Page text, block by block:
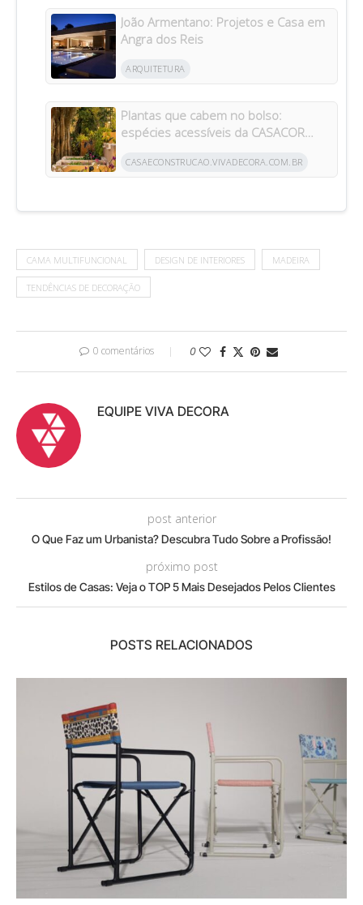
João Armentano: Projetos e Casa em
Angra dos Reis
ARQUITETURA
Plantas que cabem no bolso:
espécies acessíveis da CASACOR
CASAECONSTRUCAO.VIVADECORA.COM.BR
CAMA MULTIFUNCIONAL DESIGN DE INTERIORES MADEIRA
TENDÊNCIAS DE DECORAÇÃO
0 comentários 0
EQUIPE VIVA DECORA
post anterior
O Que Faz um Urbanista? Descubra Tudo Sobre a Profissão!
próximo post
Estilos de Casas: Veja o TOP 5 Mais Desejados Pelos Clientes
POSTS RELACIONADOS